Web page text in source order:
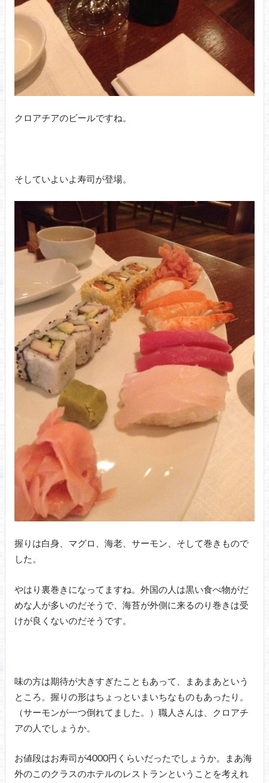
クロアチアのビールですね。
そしていよいよ寿司が登場。
握りは白身、マグロ、海老、サーモン、そして巻きもので
した。
やはり裏巻きになってますね。外国の人は黒い食べ物がだ
めな人が多いのだそうで、海苔が外側に来るのり巻きは受
けが良くないのだそうです。
味の方は期待が大きすぎたこともあって、まあまあという
ところ。握りの形はちょっといまいちなものもあったり。
（サーモンが一つ倒れてました。）職人さんは、クロアチ
アの人でしょうか。
お値段はお寿司が4000円くらいだったでしょうか。まあ海
外のこのクラスのホテルのレストランということを考えれ